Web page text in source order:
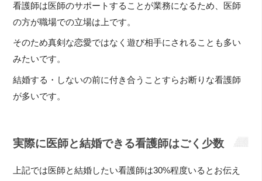
看護師は医師のサポートすることが業務になるため、医師
の方が職場での立場は上です。
そのため真剣な恋愛ではなく遊び相手にされることも多い
みたいです。
結婚する・しないの前に付き合うことすらお断りな看護師
が多いです。
実際に医師と結婚できる看護師はごく少数
上記では医師と結婚したい看護師は30%程度いるとお伝え